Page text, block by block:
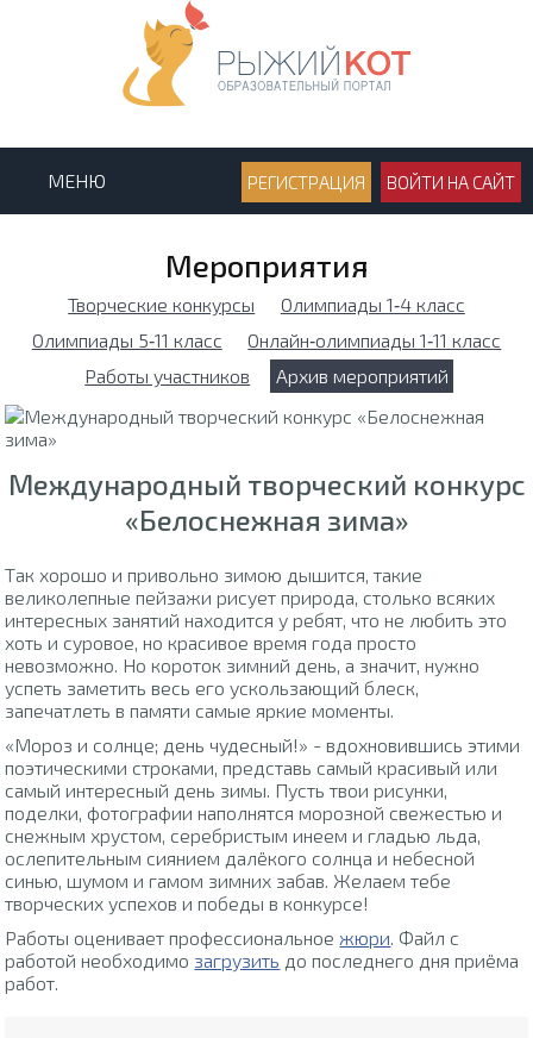
МЕНЮ РЕГИСТРАЦИЯ ВОЙТИ НА САЙТ
Мероприятия
Творческие конкурсы
Олимпиады 1‑4 класс
Олимпиады 5‑11 класс
Онлайн‑олимпиады 1‑11 класс
Работы участников
Архив мероприятий
Международный творческий конкурс
«Белоснежная зима»
Так хорошо и привольно зимою дышится, такие
великолепные пейзажи рисует природа, столько всяких
интересных занятий находится у ребят, что не любить это
хоть и суровое, но красивое время года просто
невозможно. Но короток зимний день, а значит, нужно
успеть заметить весь его ускользающий блеск,
запечатлеть в памяти самые яркие моменты.
«Мороз и солнце; день чудесный!» - вдохновившись этими
поэтическими строками, представь самый красивый или
самый интересный день зимы. Пусть твои рисунки,
поделки, фотографии наполнятся морозной свежестью и
снежным хрустом, серебристым инеем и гладью льда,
ослепительным сиянием далёкого солнца и небесной
синью, шумом и гамом зимних забав. Желаем тебе
творческих успехов и победы в конкурсе!
Работы оценивает профессиональное жюри. Файл с
работой необходимо загрузить до последнего дня приёма
работ.